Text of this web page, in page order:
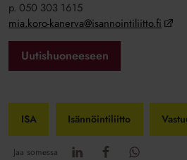
p. 050 303 1615
mia.koro-kanerva@isannointiliitto.fi
Uutishuoneeseen
ISA Isännöintiliitto
Jaa somessa